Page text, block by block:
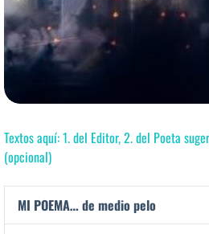
Textos aquí: 1. del Editor, 2. del Poeta
(opcional)
MI POEMA… de medio pelo